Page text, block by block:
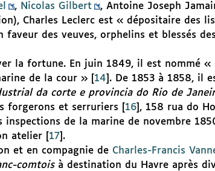
, Nicolas Gilbert , Antoine Joseph
Charles Leclerc est « dépositaire des
des veuves, orphelins et blessés
la fortune. En juin 1849, il est nommé «
de la cour »[ 14 . De 1853 à 1858, il
da corte e provincia do Rio de
forgerons et serruriers 16] , 158 rua do
inspections de la marine de novembre
atelier[ 17 .
et en compagnie de Charles-Francis
comtoisà destination du Havre après